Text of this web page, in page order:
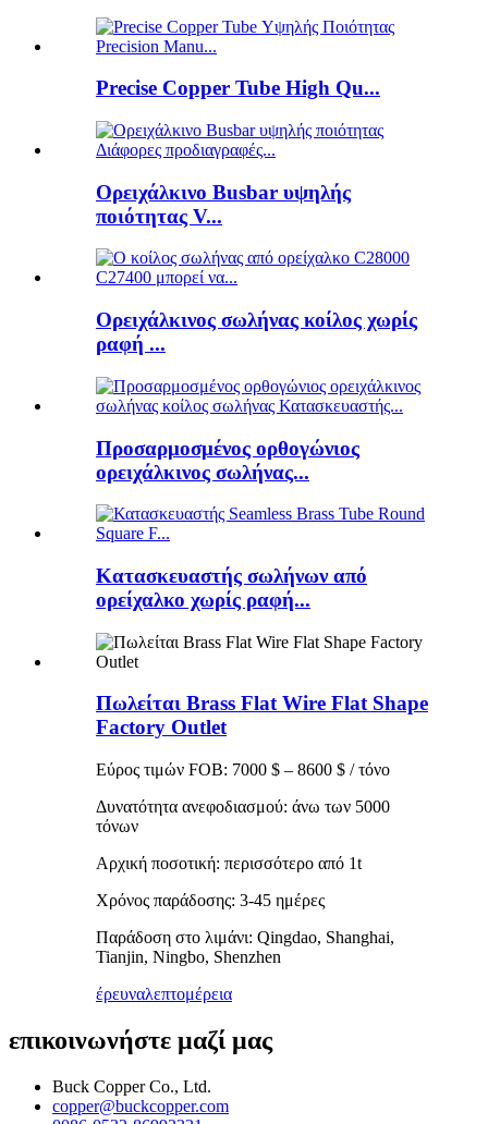
Precise Copper Tube High Qu...
Ορειχάλκινο Busbar υψηλής
ποιότητας V...
Ορειχάλκινος σωλήνας κοίλος χωρίς
ραφή ...
Προσαρμοσμένος ορθογώνιος
ορειχάλκινος σωλήνας...
Κατασκευαστής σωλήνων από
ορείχαλκο χωρίς ραφή...
Πωλείται Brass Flat Wire Flat Shape
Factory Outlet
Εύρος τιμών FOB: 7000 $ – 8600 $ / τόνο
Δυνατότητα ανεφοδιασμού: άνω των 5000
τόνων
Αρχική ποσοτική: περισσότερο από 1t
Χρόνος παράδοσης: 3-45 ημέρες
Παράδοση στο λιμάνι: Qingdao, Shanghai,
Tianjin, Ningbo, Shenzhen
έρευναλεπτομέρεια
επικοινωνήστε μαζί μας
Buck Copper Co., Ltd.
copper@buckcopper.com